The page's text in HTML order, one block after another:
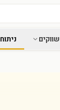
שווקים ניתוח